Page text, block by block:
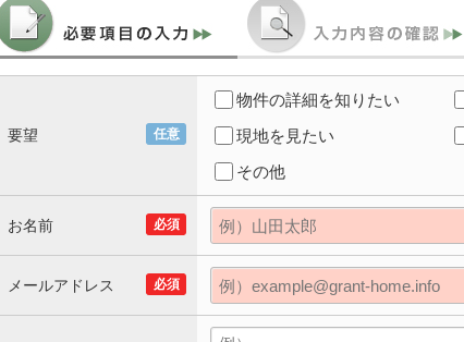
任意
要望
物件の詳細を知りたい
現地を見たい
その他
必須
お名前
必須
メールアドレス